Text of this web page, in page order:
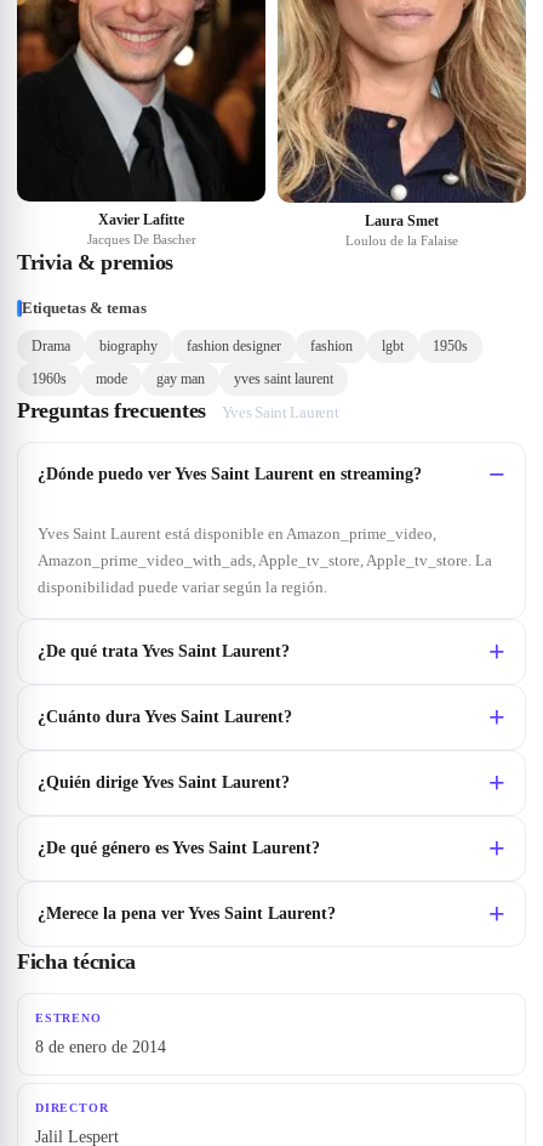
Xavier Lafitte
Jacques De Bascher
Laura Smet
Loulou de la Falaise
Trivia & premios
Etiquetas & temas
Drama biography fashion designer fashion lgbt
1950s
1960s
mode gay man yves saint laurent
Preguntas frecuentes Yves Saint Laurent
¿Dónde puedo ver Yves Saint Laurent en streaming?
Yves Saint Laurent está disponible en Amazon_prime_video,
Amazon_prime_video_with_ads, Apple_tv_store, Apple_tv_store. La
disponibilidad puede variar según la región.
¿De qué trata Yves Saint Laurent?
¿Cuánto dura Yves Saint Laurent?
¿Quién dirige Yves Saint Laurent?
¿De qué género es Yves Saint Laurent?
¿Merece la pena ver Yves Saint Laurent?
Ficha técnica
ESTRENO
8 de enero de 2014
DIRECTOR
Jalil Lespert